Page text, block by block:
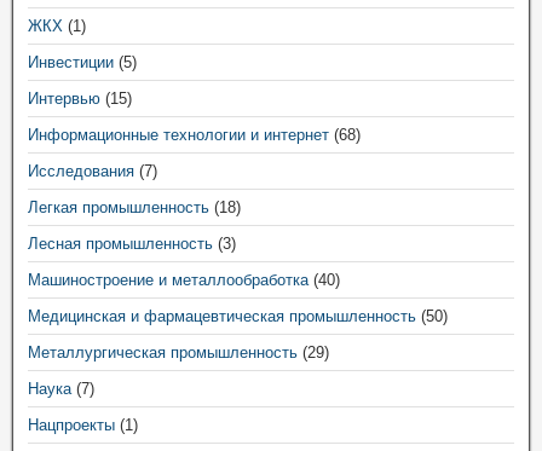
ЖКХ (1)
Инвестиции (5)
Интервью (15)
Информационные технологии и интернет (68)
Исследования (7)
Легкая промышленность (18)
Лесная промышленность (3)
Машиностроение и металлообработка(40)
Медицинская и фармацевтическая промышленность (50)
Металлургическая промышленность (29)
Наука(7)
Нацпроекты (1)